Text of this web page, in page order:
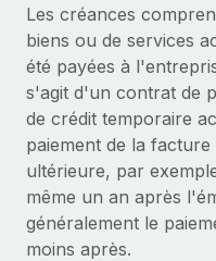
notre MCP
Rationalisez vos
SERVICES
Demandez aux
Recevez des conseils
l’international et la
TRAVAILLONS
Partenaires
Intégrez les RH à
Devenir
Explorez avec nous
Remote Build
Conseil en
l’IA
Événements
Salle de presse
Données sur les
Centre de ressources
Obtenir de l’aide
中文（简体）
Les créances
biens ou de services
été payées à
s'agit d'un contrat de
de crédit temporaire
paiement de la
ultérieure, par
même un an après
généralement le
moins après.